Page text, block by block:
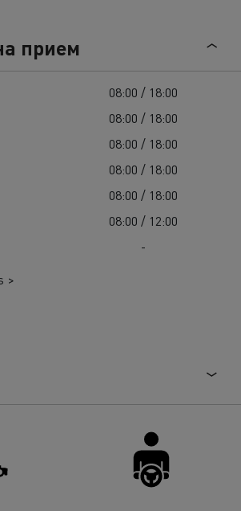
прием
08:00 / 18:00
08:00 / 18:00
08:00 / 18:00
08:00 / 18:00
08:00 / 18:00
08:00 / 12:00
-
>